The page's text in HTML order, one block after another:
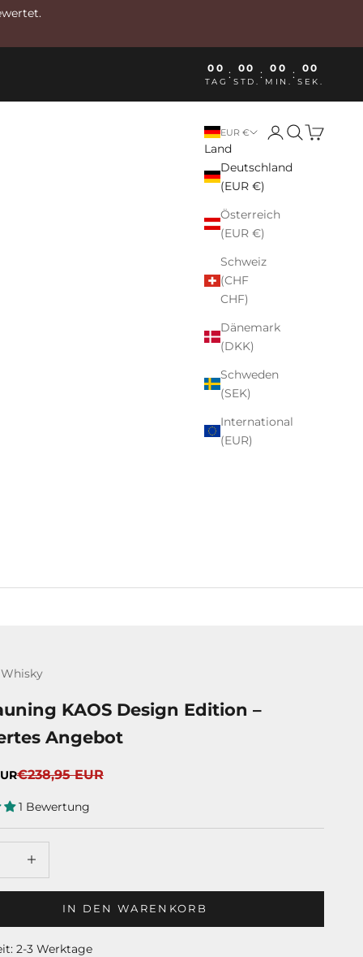
00
TAG
: 00
STD.
: 00
MIN.
: 00
SEK.
EUR €
Land
Deutschland
(EUR €)
Österreich
(EUR €)
Schweiz
(CHF
CHF)
Dänemark
(DKK)
Schweden
(SEK)
International
(EUR)
Anmelden
Suchen
KAOS Design Edition –
Angebot
Regulärer Preis
€238,95 EUR
1 Bewertung
IN DEN WARENKORB
2-3 Werktage